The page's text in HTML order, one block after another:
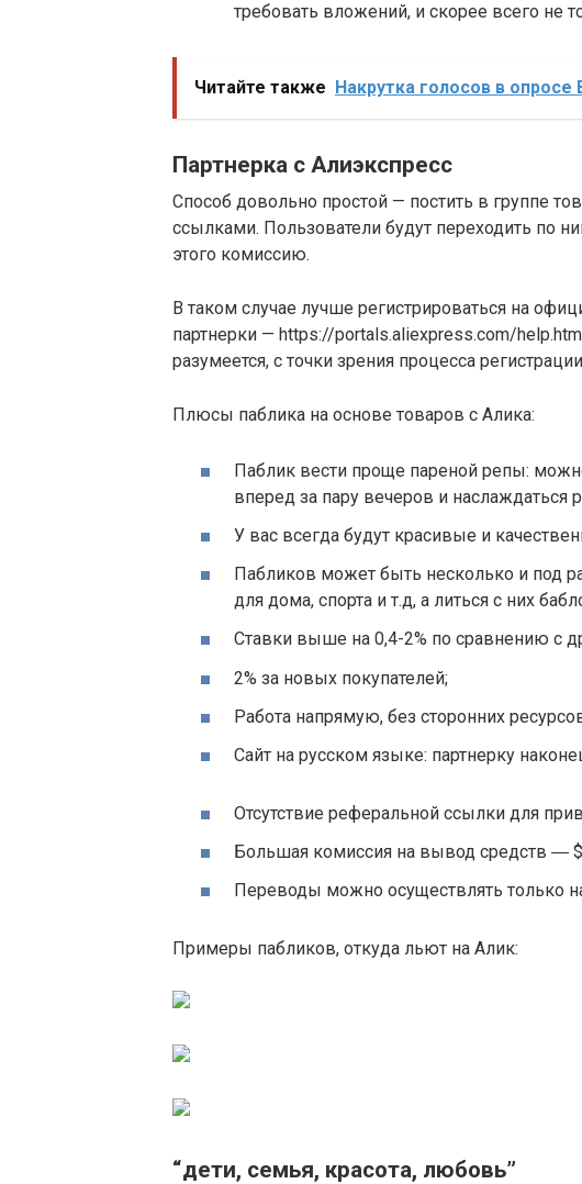
требовать вложений, и скорее всего не
Читайте также Накрутка голосов в
Партнерка с Алиэкспресс
Способ довольно простой — постить в группе
ссылками. Пользователи будут переходить по
этого комиссию.
В таком случае лучше регистрироваться на
партнерки — https://portals.aliexpress.com/
разумеется, с точки зрения процесса
Плюсы паблика на основе товаров с Алика:
Паблик вести проще пареной репы:
вперед за пару вечеров и наслаждаться
У вас всегда будут красивые и
Пабликов может быть несколько и под
для дома, спорта и т.д, а литься с них
Ставки выше на 0,4-2% по сравнению с
2% за новых покупателей;
Работа напрямую, без сторонних
Сайт на русском языке: партнерку
Отсутствие реферальной ссылки для
Большая комиссия на вывод средств ―
Переводы можно осуществлять только
Примеры пабликов, откуда льют на Алик:
“дети, семья, красота, любовь”